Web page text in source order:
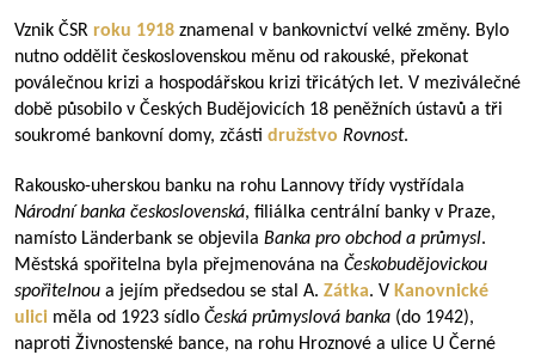
Vznik ČSR roku 1918 znamenal v bankovnictví velké změny. Bylo
nutno oddělit československou měnu od rakouské, překonat
poválečnou krizi a hospodářskou krizi třicátých let. V meziválečné
době působilo v Českých Budějovicích 18 peněžních ústavů a tři
soukromé bankovní domy, zčásti družstvo Rovnost.
Rakousko-uherskou banku na rohu Lannovy třídy vystřídala
Národní banka československá, filiálka centrální banky v Praze,
namísto Länderbank se objevila Banka pro obchod a průmysl.
Městská spořitelna byla přejmenována na Českobudějovickou
spořitelnou a jejím předsedou se stal A. Zátka. V Kanovnické
ulici měla od 1923 sídlo Česká průmyslová banka (do 1942),
naproti Živnostenské bance, na rohu Hroznové a ulice U Černé